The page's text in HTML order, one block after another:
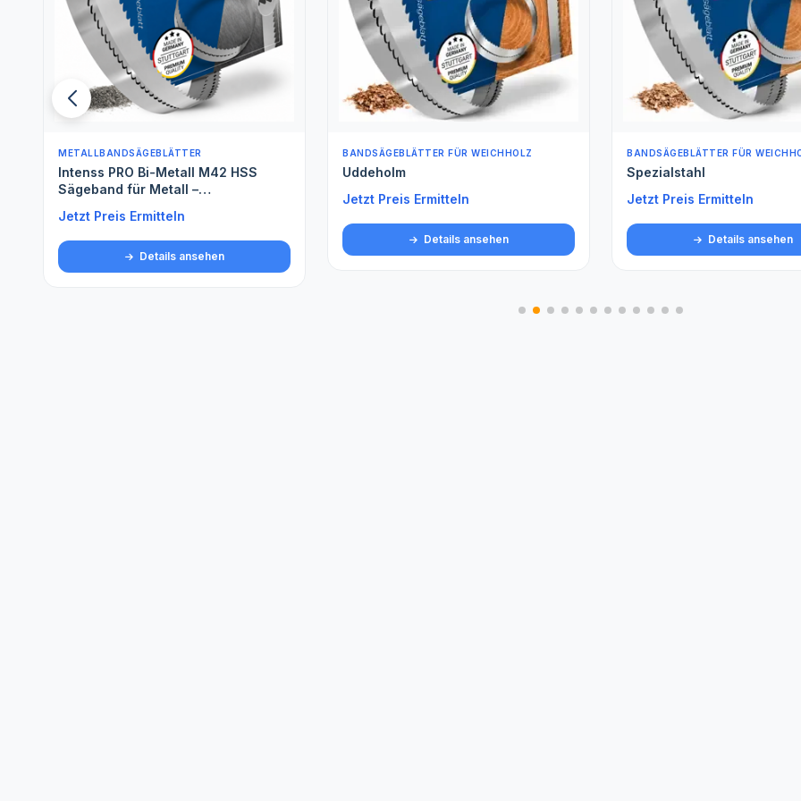
BANDSÄGEBLÄTTER FÜR WEICHHOLZ
Uddeholm
Jetzt Preis Ermitteln
Details ansehen
BANDSÄGEBLÄTTER FÜR WEICHHOLZ
Spezialstahl
Jetzt Preis Ermitteln
Details ansehen
ROLLENWARE (METERWARE)
Spezialstahl gehärtet
Jetzt Preis Ermitteln
Details ansehen